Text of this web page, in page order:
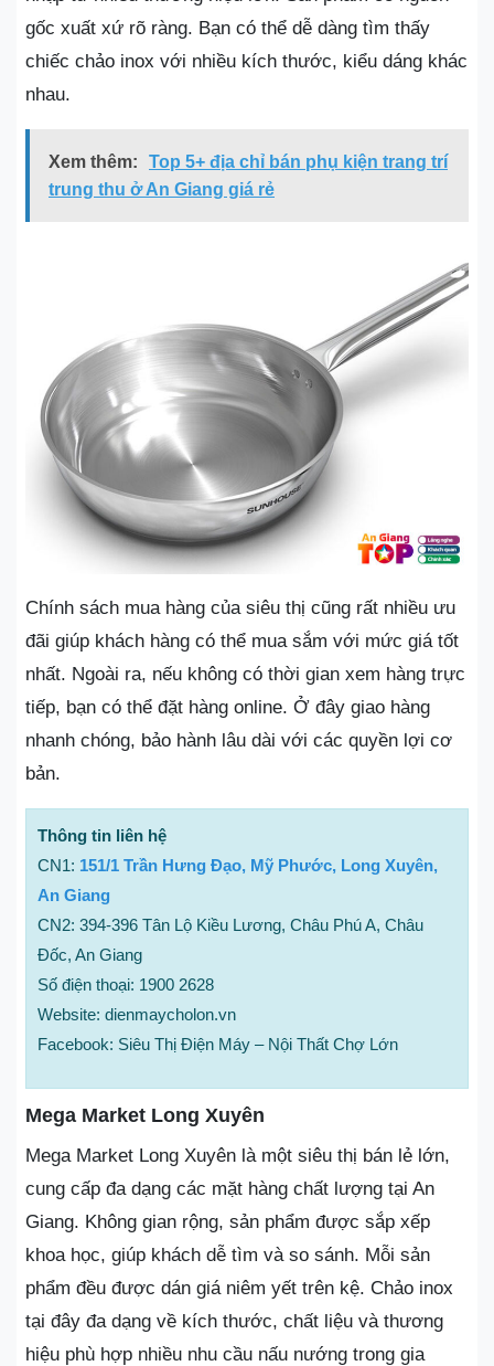
gốc xuất xứ rõ ràng. Bạn có thể dễ dàng tìm thấy
chiếc chảo inox với nhiều kích thước, kiểu dáng khác
nhau.
Xem thêm:
Top 5+ địa chỉ bán phụ kiện trang trí
trung thu ở An Giang giá rẻ
Chính sách mua hàng của siêu thị cũng rất nhiều ưu
đãi giúp khách hàng có thể mua sắm với mức giá tốt
nhất. Ngoài ra, nếu không có thời gian xem hàng trực
tiếp, bạn có thể đặt hàng online. Ở đây giao hàng
nhanh chóng, bảo hành lâu dài với các quyền lợi cơ
bản.
Thông tin liên hệ
CN1: 151/1 Trần Hưng Đạo, Mỹ Phước, Long Xuyên,
An Giang
CN2: 394-396 Tân Lộ Kiều Lương, Châu Phú A, Châu
Đốc, An Giang
Số điện thoại: 1900 2628
Website: dienmaycholon.vn
Facebook: Siêu Thị Điện Máy – Nội Thất Chợ Lớn
Mega Market Long Xuyên
Mega Market Long Xuyên là một siêu thị bán lẻ lớn,
cung cấp đa dạng các mặt hàng chất lượng tại An
Giang. Không gian rộng, sản phẩm được sắp xếp
khoa học, giúp khách dễ tìm và so sánh. Mỗi sản
phẩm đều được dán giá niêm yết trên kệ. Chảo inox
tại đây đa dạng về kích thước, chất liệu và thương
hiệu phù hợp nhiều nhu cầu nấu nướng trong gia